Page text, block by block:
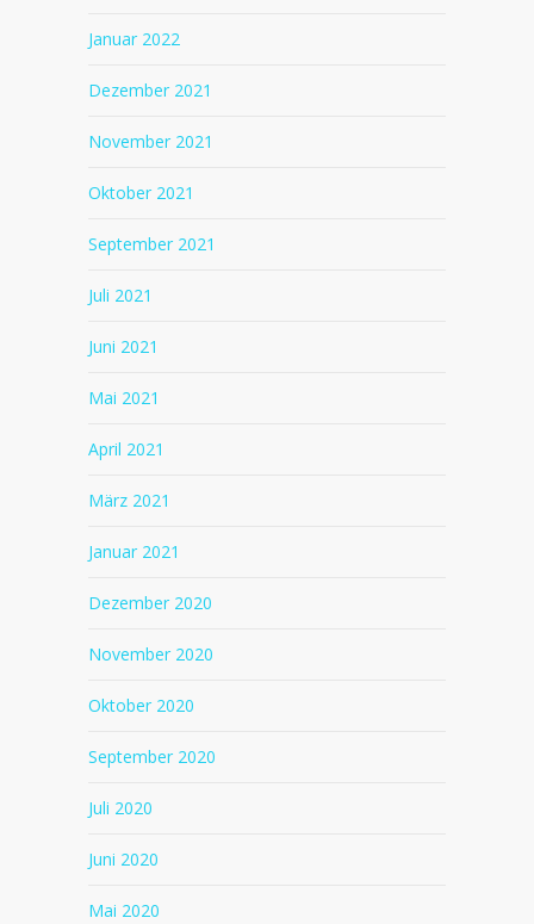
Januar 2022
Dezember 2021
November 2021
Oktober 2021
September 2021
Juli 2021
Juni 2021
Mai 2021
April 2021
März 2021
Januar 2021
Dezember 2020
November 2020
Oktober 2020
September 2020
Juli 2020
Juni 2020
Mai 2020